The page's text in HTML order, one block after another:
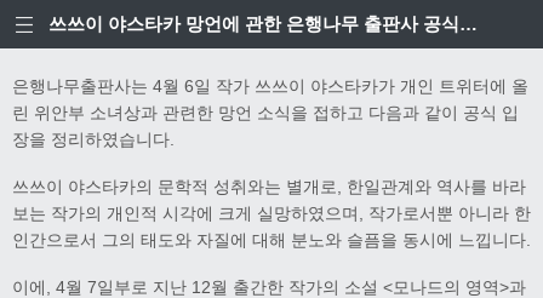
쓰쓰이 야스타카 망언에 관한 은행나무 출판사 공식입장
은행나무출판사는 4월 6일 작가 쓰쓰이 야스타카가 개인 트위터에 올
린 위안부 소녀상과 관련한 망언 소식을 접하고 다음과 같이 공식 입
장을 정리하였습니다.
쓰쓰이 야스타카의 문학적 성취와는 별개로, 한일관계와 역사를 바라
보는 작가의 개인적 시각에 크게 실망하였으며, 작가로서뿐 아니라 한
인간으로서 그의 태도와 자질에 대해 분노와 슬픔을 동시에 느낍니다.
이에, 4월 7일부로 지난 12월 출간한 작가의 소설 <모나드의 영역>과